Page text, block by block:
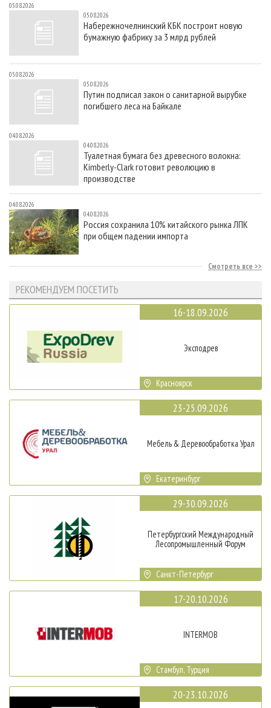
05.08.2026
05.08.2026
Набережночелнинский КБК построит новую
бумажную фабрику за 3 млрд рублей
05.08.2026
05.08.2026
Путин подписал закон о санитарной вырубке
погибшего леса на Байкале
04.08.2026
04.08.2026
Туалетная бумага без древесного волокна:
Kimberly-Clark готовит революцию в
производстве
04.08.2026
04.08.2026
Россия сохранила 10% китайского рынка ЛПК
при общем падении импорта
Смотреть все
РЕКОМЕНДУЕМ ПОСЕТИТЬ
16-18.09.2026
Эксподрев
Красноярск
23-25.09.2026
Мебель & Деревообработка Урал
Екатеринбург
29-30.09.2026
Петербургский Международный
Лесопромышленный Форум
Санкт-Петербург
17-20.10.2026
INTERMOB
Стамбул, Турция
20-23.10.2026